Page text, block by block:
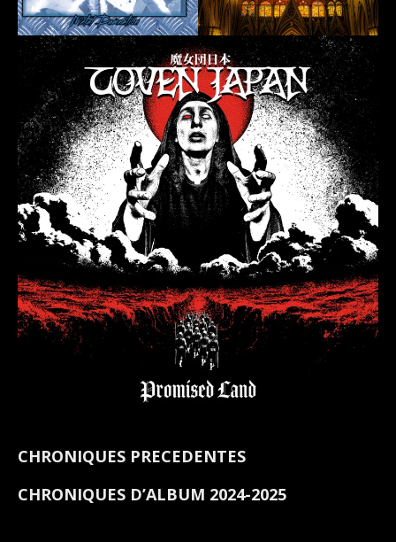
CHRONIQUES PRECEDENTES
CHRONIQUES D’ALBUM 2024-2025